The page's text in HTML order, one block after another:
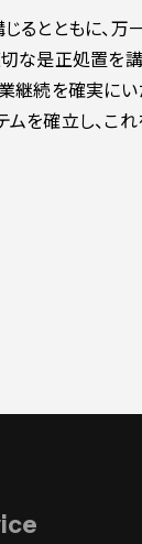
とともに、
是正処置を
継続を確実にい
確立し、こ